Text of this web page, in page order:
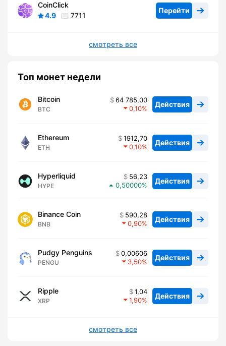
CoinClick
4.9
7711
Перейти
смотреть все
Топ монет недели
Bitcoin
BTC
64 785,00
0,10
Действия
Ethereum
ETH
1912,70
0,10
Действия
Hyperliquid
HYPE
56,23
0,50000
Действия
Binance Coin
BNB
590,28
0,90
Действия
Pudgy Penguins
PENGU
0,00606
3,50
Действия
Ripple
XRP
1,04
1,90
Действия
смотреть все